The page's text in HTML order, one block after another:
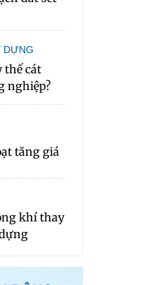
DỰNG
thế cát
nghiệp?
tăng giá
khí thay